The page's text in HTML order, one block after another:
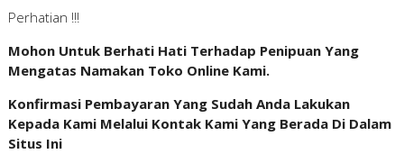
Perhatian !!!
Mohon Untuk Berhati Hati Terhadap Penipuan Yang
Mengatas Namakan Toko Online Kami.
Konfirmasi Pembayaran Yang Sudah Anda Lakukan
Kepada Kami Melalui Kontak Kami Yang Berada Di Dalam
Situs Ini